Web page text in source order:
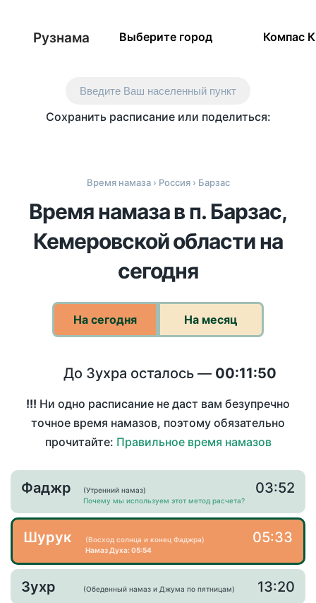
Рузнама Выберите город Компас
Введите Ваш населенный пункт
Сохранить расписание или поделиться:
Время намаза› Россия› Барзас
Время намаза в п. Барзас,
Кемеровской области на
сегодня
На сегодня На месяц
До Зухра осталось — 00:11:50
!!! Ни одно расписание не даст вам безупречно
точное время намазов, поэтому обязательно
прочитайте: Правильное время намазов
Фаджр
(Утренний намаз)
Почему мы используем этот метод расчета?
03:52
Шурук
(Восход солнца и конец Фаджра)
Намаз Духа: 05:54
05:33
Зухр (Обеденный намаз и Джума по пятницам) 13:20